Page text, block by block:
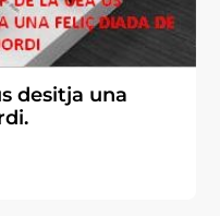
desitja una